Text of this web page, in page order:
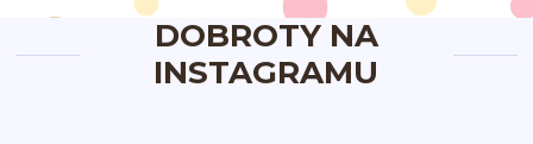
DOBROTY NA
INSTAGRAMU